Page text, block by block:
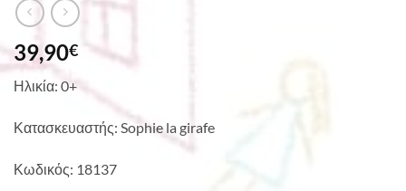
39,90€
Ηλικία: 0+
Κατασκευαστής: Sophie la girafe
Κωδικός: 18137